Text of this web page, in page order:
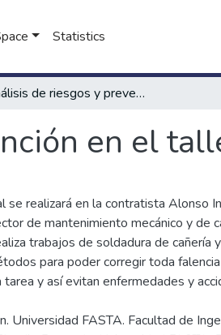
Statistics
Análisis de riesgos y prevención en el taller
en el
se realizará en la contratista Alonso
de mantenimiento mecánico y de
trabajos de soldadura de cañería
para poder corregir toda
Universidad FASTA. Facultad de